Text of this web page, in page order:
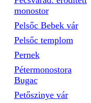
monostor
Pelsőc Bebek vár
Pelsőc templom
Pernek
Pétermonostora
Bugac
Petőszinye vár